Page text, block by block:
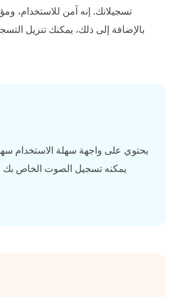
تسجيلاتك. إنه آمن للاستخدام،
بالإضافة إلى ذلك، يمكنك تنزيل
يحتوي على واجهة سهلة الاستخدام
يمكنه تسجيل الصوت الخاص